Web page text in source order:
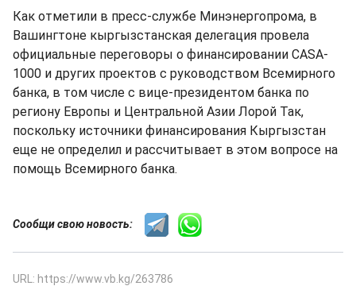
Как отметили в пресс-службе Минэнергопрома, в
Вашингтоне кыргызстанская делегация провела
официальные переговоры о финансировании CASA-
1000 и других проектов с руководством Всемирного
банка, в том числе с вице-президентом банка по
региону Европы и Центральной Азии Лорой Так,
поскольку источники финансирования Кыргызстан
еще не определил и рассчитывает в этом вопросе на
помощь Всемирного банка.
Сообщи свою новость:
URL: https://www.vb.kg/263786